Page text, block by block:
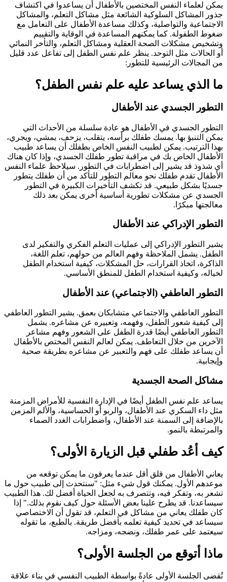
يمكن لعلماء النفس المختصين بالأطفال أن يساعدوا في اكتشاف
جذور المشاكل السلوكية الشائعة مثل مشاكل التعلم، والمشاكل
الاجتماعية والتواصلية، وكذلك مساعدة الأطفال على التعامل مع
ضغوط الطفولة. كما يمكنهم المساعدة في الوقاية والتقييم
وتشخيص مشكلات الصحة العقلية ومشاكل التعلم، والتأخر النمائي
أو الحالات مثل التوحد. ينظر علم نفس الطفل إلى تفاعل عدد قليل
من المجالات الرئيسية للتطور:
ما الذي يساعد عليه علم نفس الطفل؟
التطور الجسدي عند الأطفال
التطور الجسدي في الأطفال هو عادة سلسلة من الأحداث التي
يمكن التنبؤ بها. يمسك طفلك برأسه، يتقلب، يزحف، يمشي، ويجري،
بهذا الترتيب. يمكن لطبيب النفس الخاص بطفلك أن يساعد طبيب
الأطفال الخاص بك في مراقبة تطور طفلك الجسدي، وإذا كان هناك
أي شذوذ قد يشير إلى اضطرابات في التطور. سيلاحظ علماء النفس
الأطفال تقدم طفلك نحو معالم التطور للتأكد من أن طفلك يتطور
جسديًا بشكل طبيعي. قد تكشف التأخيرات الكبيرة في التطور
الجسدي عن مشكلات تطورية أساسية أخرى يمكن بعد ذلك
معالجتها مبكرًا.
التطور الإدراكي عند الأطفال
يشير التطور الإدراكي إلى عمليات التعلم الفكري والتفكير لدى
الطفل. يشمل الملاحظة وفهم العالم من حولهم، تعلم اللغة،
الذاكرة، اتخاذ القرارات، حل المشكلات، كيفية استخدام الطفل
لخياله، وكيفية استخدام الطفل للمنطق الأساسي.
التطور العاطفي (الاجتماعي) عند الأطفال
التطور العاطفي والاجتماعي متشابكان بعمق. يشير التطور العاطفي
إلى كيفية شعور الطفل، وفهمه، وتعبيره عن مشاعره. يشمل
التطور العاطفي أيضًا قدرة الطفل على الشعور وفهم مشاعر
الآخرين من خلال التعاطف. يمكن لعالم النفس المختص بالأطفال
أن يساعد طفلك على فهم والتعبير عن مشاعره بطريقة صحية
وإيجابية.
مشاكل الصحة الجسدية
يساعد علم نفس الطفل أيضًا في الإدارة النفسية للأمراض المزمنة
مثل داء السكري عند الأطفال، والربو أو الحساسية، والألم المزمن
بالإضافة إلى السمنة عند الأطفال، واضطرابات الغدد الصماء
والمرتبطة بالنمو.
كيف أعُد طفلي قبل الزيارة الأولى؟
يعاني الأطفال من قلق أقل عندما يعرفون ما يمكن توقعه من
موعدهم الأول. يمكنك قول شيء مثل: "سنتحدث إلى طبيب حول ما
تشعر به، وتفكر فيه، وتتصرف به لجعل الحياة أفضل لك. هذا الطبيب
سيساعدنا. قد يطرح علينا بعض الأسئلة حول كيف نقوم بذلك." إذا
كان طفلك يعاني من مشاكل في التعلم، قد تقول أن الاختصاصي
سيساعد في تحديد كيفية تعلمه بأفضل طريقة. بالطبع، ما تقوله
سيعتمد على عمر طفلك، ونضجه، ومزاجه.
ماذا أتوقع من الجلسة الأولى؟
تُقضى الجلسة الأولى عادةً بواسطة الطبيب النفسي في بناء علاقة